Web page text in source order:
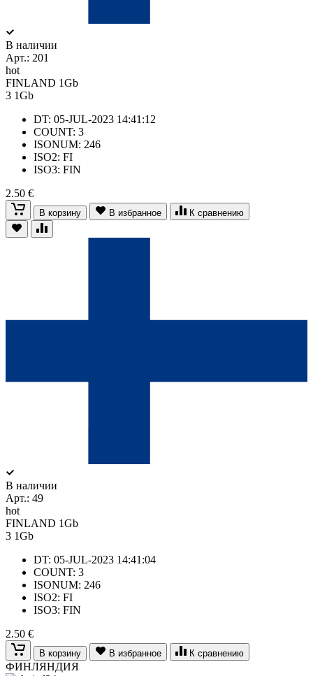
В наличии
Арт.: 201
hot
FINLAND 1Gb
3 1Gb
DT: 05-JUL-2023 14:41:12
COUNT: 3
ISONUM: 246
ISO2: FI
ISO3: FIN
2.50 €
В корзину В избранное К сравнению
В наличии
Арт.: 49
hot
FINLAND 1Gb
3 1Gb
DT: 05-JUL-2023 14:41:04
COUNT: 3
ISONUM: 246
ISO2: FI
ISO3: FIN
2.50 €
В корзину В избранное К сравнению
ФИНЛЯНДИЯ